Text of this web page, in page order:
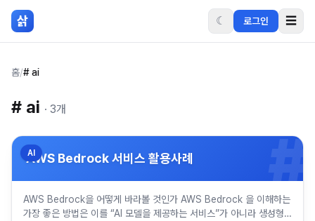
본문 바로가기
삵 ☾ 로그인 ☰
홈/# ai
# ai · 3개
AWS Bedrock 서비스 활용사례 #
AI
AWS Bedrock을 어떻게 바라볼 것인가 AWS Bedrock 을 이해하는
가장 좋은 방법은 이를 “AI 모델을 제공하는 서비스”가 아니라 생성형